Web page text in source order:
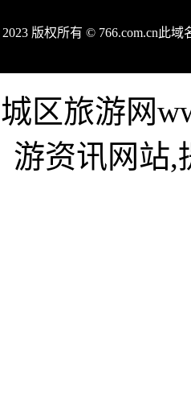
2023 版权所有 © 766.com.cn此
城区旅游网
游资讯网站,